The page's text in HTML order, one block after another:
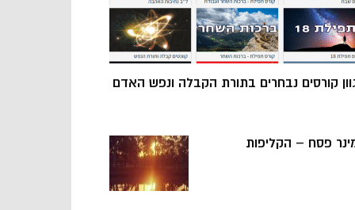
קורסים נבחרים בתורת הקבלה ונפש האדם
פסח – הקליפות